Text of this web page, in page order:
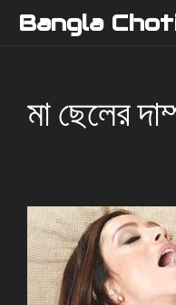
SkipBangla
মা ছেলের